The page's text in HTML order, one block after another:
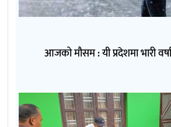
आजको मौसम : यी प्रदेशमा भारी